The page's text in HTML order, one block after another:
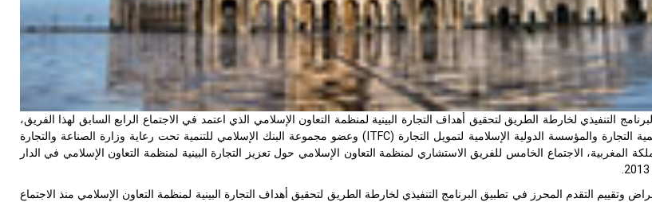
التنفيذي لخارطة الطريق لتحقيق أهداف التجارة البينية لمنظمة التعاون الإسلامي الذي اعتمد في الاجتماع الرابع السابق لهذا الفريق،
نظم المركز الإسلامي لتنمية التجارة والمؤسسة الدولية الإسلامية لتمويل التجارة (ITFC) وعضو مجموعة البنك الإسلامي للتنمية تحت رعاية وزارة الصناعة والتجارة
المغربية، الاجتماع الخامس للفريق الاستشاري لمنظمة التعاون الإسلامي حول تعزيز التجارة البينية لمنظمة التعاون الإسلامي في الدار
وتقييم التقدم المحرز في تطبيق البرنامج التنفيذي لخارطة الطريق لتحقيق أهداف التجارة البينية لمنظمة التعاون الإسلامي منذ الاجتماع